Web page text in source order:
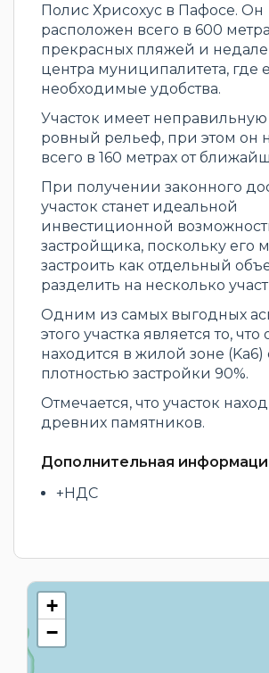
Полис Хрисохус в Пафосе. Он
расположен всего в 600
прекрасных пляжей и
центра муниципалитета, где
необходимые удобства.
Участок имеет
ровный рельеф, при этом он
всего в 160 метрах от
При получении законного
участок станет идеальной
инвестиционной
застройщика, поскольку его
застроить как отдельный
разделить на несколько
Одним из самых выгодных
этого участка является то, что
находится в жилой зоне (Ka6)
плотностью застройки 90%.
Отмечается, что участок
древних памятников.
Дополнительная
+НДС
+
−